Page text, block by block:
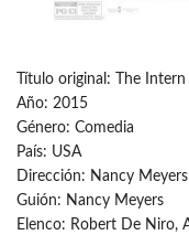
Título original: The Intern
Año: 2015
Género: Comedia
País: USA
Dirección: Nancy Meyers
Guión: Nancy Meyers
Elenco: Robert De Niro,